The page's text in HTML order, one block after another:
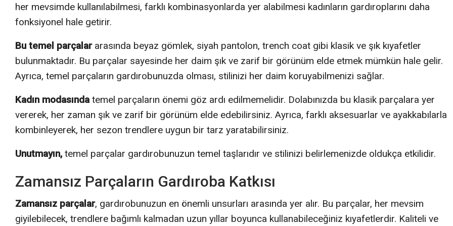
her mevsimde kullanılabilmesi, farklı kombinasyonlarda yer alabilmesi kadınların gardıroplarını daha
fonksiyonel hale getirir.
Bu temel parçalararasında beyaz gömlek, siyah pantolon, trench coat gibi klasik ve şık kıyafetler
bulunmaktadır. Bu parçalar sayesinde her daim şık ve zarif bir görünüm elde etmek mümkün hale gelir.
Ayrıca, temel parçaların gardırobunuzda olması, stilinizi her daim koruyabilmenizi sağlar.
Kadın modasındatemel parçaların önemi göz ardı edilmemelidir. Dolabınızda bu klasik parçalara yer
vererek, her zaman şık ve zarif bir görünüm elde edebilirsiniz. Ayrıca, farklı aksesuarlar ve ayakkabılarla
kombinleyerek, her sezon trendlere uygun bir tarz yaratabilirsiniz.
Unutmayın, temel parçalar gardırobunuzun temel taşlarıdır ve stilinizi belirlemenizde oldukça etkilidir.
Zamansız Parçaların Gardıroba Katkısı
Zamansız parçalar, gardırobunuzun en önemli unsurları arasında yer alır. Bu parçalar, her mevsim
giyilebilecek, trendlere bağımlı kalmadan uzun yıllar boyunca kullanabileceğiniz kıyafetlerdir. Kaliteli ve